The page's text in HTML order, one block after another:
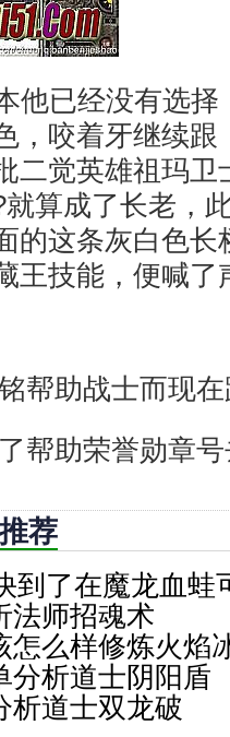
他已经没有选择
，咬着牙继续跟
二觉英雄祖玛卫
算成了长老，
的这条灰白色长
王技能，便喊了
帮助战士而现
帮助荣誉勋章
荐
到了在魔龙血蛙
法师招魂术
怎么样修炼火焰
分析道士阴阳盾
析道士双龙破